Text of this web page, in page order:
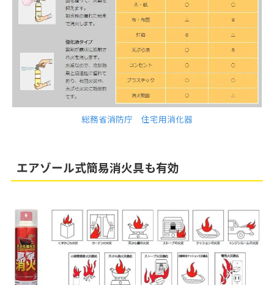
総務省消防庁 住宅用消化器
エアゾール式簡易消火具も有効